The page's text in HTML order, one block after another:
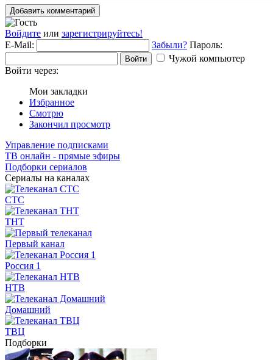
Добавить комментарий
Войдите или зарегистрируйтесь!
E-Mail:
Забыли? Пароль:
Войти
Чужой компьютер
Войти через:
Мои закладки
Избранное
Смотрю
Закончил просмотр
Управление подписками
ТВ онлайн - прямые эфиры
Подборки сериалов
Сериалы на каналах
СТС
ТНТ
Первый канал
Россия 1
НТВ
Домашний
ТВЦ
Подборки